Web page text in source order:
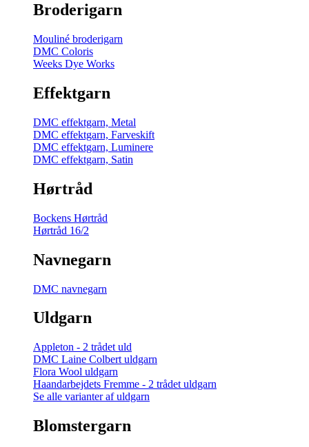
Broderigarn
Mouliné broderigarn
DMC Coloris
Weeks Dye Works
Effektgarn
DMC effektgarn, Metal
DMC effektgarn, Farveskift
DMC effektgarn, Luminere
DMC effektgarn, Satin
Hørtråd
Bockens Hørtråd
Hørtråd 16/2
Navnegarn
DMC navnegarn
Uldgarn
Appleton - 2 trådet uld
DMC Laine Colbert uldgarn
Flora Wool uldgarn
Haandarbejdets Fremme - 2 trådet uldgarn
Se alle varianter af uldgarn
Blomstergarn